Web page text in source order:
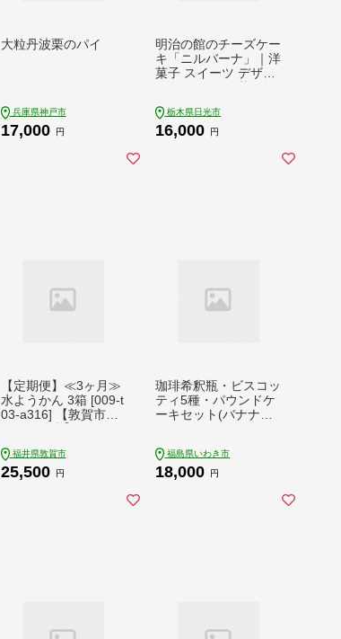
大粒丹波栗のパイ
兵庫県神戸市
17,000 円
明治の館のチーズケー
キ「ニルバーナ」｜洋
菓子 スイーツ デザー
栃木県日光市
16,000 円
【定期便】≪3ヶ月≫
水ようかん 3箱 [009-t
03-a316] 【敦賀市ふ
福井県敦賀市
25,500 円
珈琲希釈瓶・ビスコッ
ティ5種・パウンドケ
ーキセット(バナナケ
ン ビスコッティ 焼き
菓子 クッキー 乳製品
福島県いわき市
18,000 円